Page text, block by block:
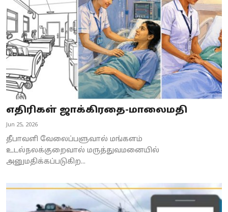
Business
Crime
Tamilnadu
National
World
Astrology
Spirituality
Weather
Politics
எதிரிகள் ஜாக்கிரதை-மாலைமதி
Jun 25, 2026
தீபாவளி வேலைப்பளுவால் மங்களம்
உடல்நலக்குறைவால் மருத்துவமனையில்
அனுமதிக்கப்படுகிற...